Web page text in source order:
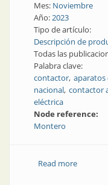
Mes: Noviembre
Año:2023
Tipo de artículo:
Descripción de
Todas las
Palabra clave:
contactor aparatos
nacional contactor
eléctrica
Node reference:
Montero
Read moreabout